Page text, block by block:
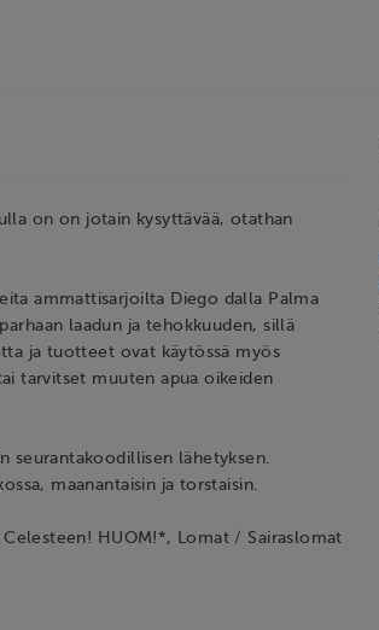
on on jotain kysyttävää, otathan
ammattisarjoilta Diego dalla Palma
laadun ja tehokkuuden, sillä
ja tuotteet ovat käytössä myös
tarvitset muuten apua oikeiden
seurantakoodillisen lähetyksen.
maanantaisin ja torstaisin.
HUOM!*, Lomat / Sairaslomat